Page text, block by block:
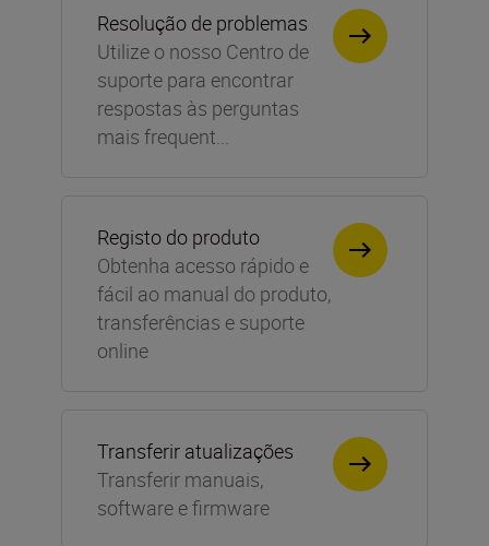
Resolução de problemas
Utilize o nosso Centro de
suporte para encontrar
respostas às perguntas
mais frequent...
Registo do produto
Obtenha acesso rápido e
fácil ao manual do produto,
transferências e suporte
online
Transferir atualizações
Transferir manuais,
software e firmware